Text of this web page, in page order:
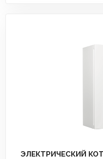
ЭЛЕКТРИЧЕСКИЙ